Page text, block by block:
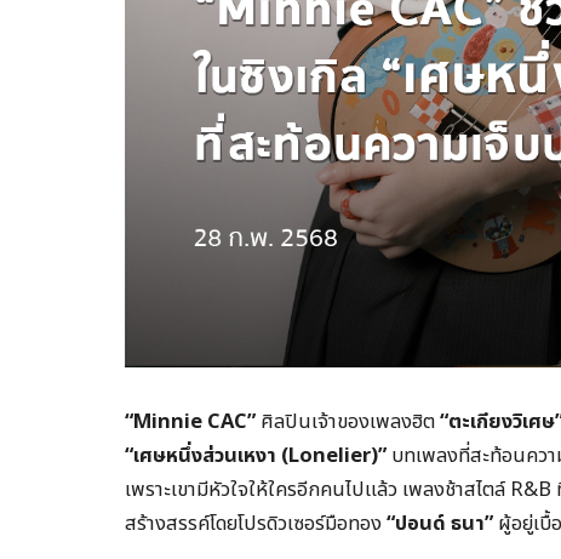
“Minnie CAC” ศิลปินเจ้าของเพลงฮิต“ตะเกียงวิเศษ
“เศษหนึ่งส่วนเหงา (Lonelier)” บทเพลงที่สะท้อนคว
เพราะเขามีหัวใจให้ใครอีกคนไปแล้ว เพลงช้าสไตล์
สร้างสรรค์โดยโปรดิวเซอร์มือทอง“ปอนด์ ธนา” ผู้อยู่เบื้